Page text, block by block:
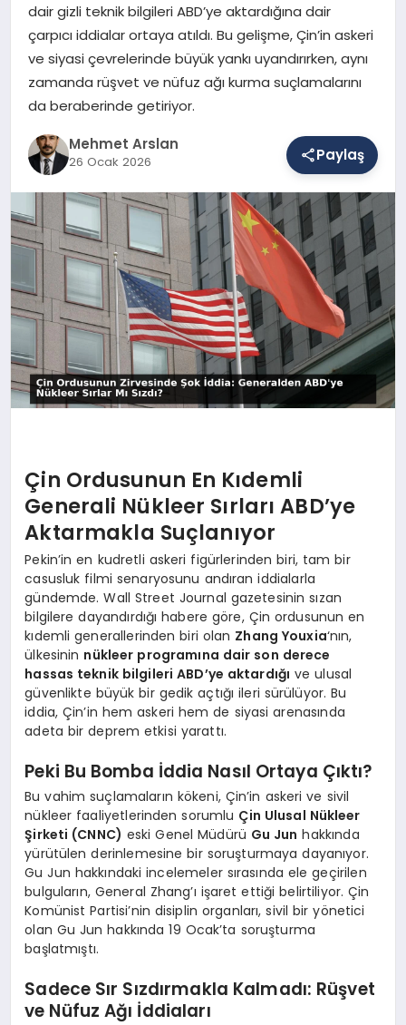
SAĞLIK
EĞITIM
DÜNYA
YAŞAM
dair gizli teknik bilgileri ABD’ye aktardığına dair
çarpıcı iddialar ortaya atıldı. Bu gelişme, Çin’in askeri
ve siyasi çevrelerinde büyük yankı uyandırırken, aynı
zamanda rüşvet ve nüfuz ağı kurma suçlamalarını
da beraberinde getiriyor.
Mehmet Arslan
26 Ocak 2026 Paylaş
Çin Ordusunun En Kıdemli
Generali Nükleer Sırları ABD’ye
Aktarmakla Suçlanıyor
Pekin’in en kudretli askeri figürlerinden biri, tam bir
casusluk filmi senaryosunu andıran iddialarla
gündemde. Wall Street Journal gazetesinin sızan
bilgilere dayandırdığı habere göre, Çin ordusunun en
kıdemli generallerinden biri olan Zhang Youxia‘nın,
ülkesinin nükleer programına dair son derece
hassas teknik bilgileri ABD’ye aktardığı ve ulusal
güvenlikte büyük bir gedik açtığı ileri sürülüyor. Bu
iddia, Çin’in hem askeri hem de siyasi arenasında
adeta bir deprem etkisi yarattı.
Peki Bu Bomba İddia Nasıl Ortaya Çıktı?
Bu vahim suçlamaların kökeni, Çin’in askeri ve sivil
nükleer faaliyetlerinden sorumlu Çin Ulusal Nükleer
Şirketi (CNNC) eski Genel Müdürü Gu Jun hakkında
yürütülen derinlemesine bir soruşturmaya dayanıyor.
Gu Jun hakkındaki incelemeler sırasında ele geçirilen
bulguların, General Zhang’ı işaret ettiği belirtiliyor. Çin
Komünist Partisi’nin disiplin organları, sivil bir yönetici
olan Gu Jun hakkında 19 Ocak’ta soruşturma
başlatmıştı.
Sadece Sır Sızdırmakla Kalmadı: Rüşvet
ve Nüfuz Ağı İddiaları